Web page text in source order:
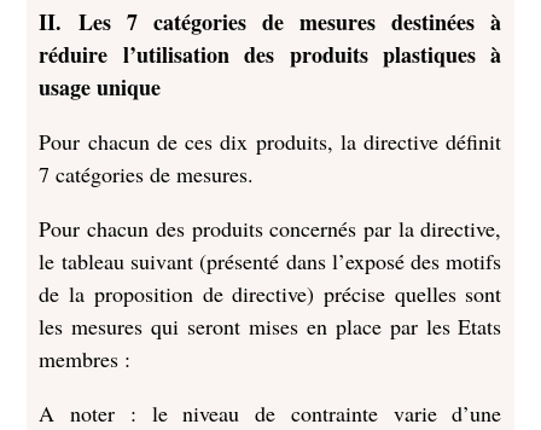
II. Les 7 catégories de mesures destinées à
réduire l’utilisation des produits plastiques à
usage unique
Pour chacun de ces dix produits, la directive définit
7 catégories de mesures.
Pour chacun des produits concernés par la directive,
le tableau suivant (présenté dans l’exposé des motifs
de la proposition de directive) précise quelles sont
les mesures qui seront mises en place par les Etats
membres :
A noter : le niveau de contrainte varie d’une